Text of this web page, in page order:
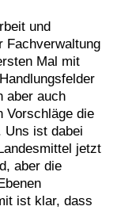
und
Fachverwaltung
Mal mit
aber auch
Vorschläge die
Uns ist dabei
jetzt
aber die
ist klar, dass